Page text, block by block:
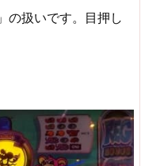
の扱いです。目押し